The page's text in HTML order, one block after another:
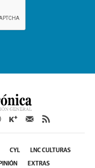
CYL LNC CULTURAS
EXTRAS